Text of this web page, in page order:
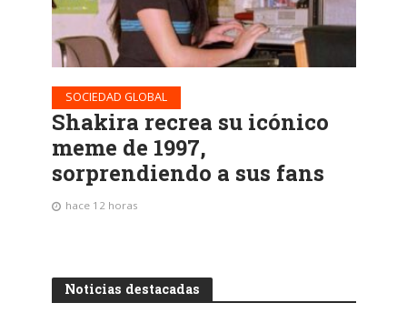
SOCIEDAD GLOBAL
Shakira recrea su icónico
meme de 1997,
sorprendiendo a sus fans
hace 12 horas
Noticias destacadas